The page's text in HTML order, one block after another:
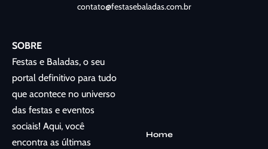
contato@festasebaladas.com.br
SOBRE
Festas e Baladas, o seu
portal definitivo para tudo
que acontece no universo
das festas e eventos
sociais! Aqui, você
encontra as últimas
Home